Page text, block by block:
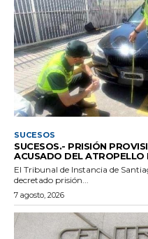
SUCESOS
SUCESOS.- PRISIÓN
ACUSADO DEL ATROPELLO
El Tribunal de Instancia de
decretado prisión...
7 agosto, 2026